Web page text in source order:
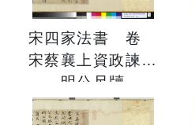
宋四家法書 卷
宋蔡襄上資政諫議
明公尺牘